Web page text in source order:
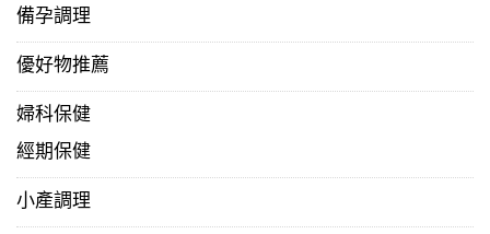
備孕調理
優好物推薦
婦科保健
經期保健
小產調理